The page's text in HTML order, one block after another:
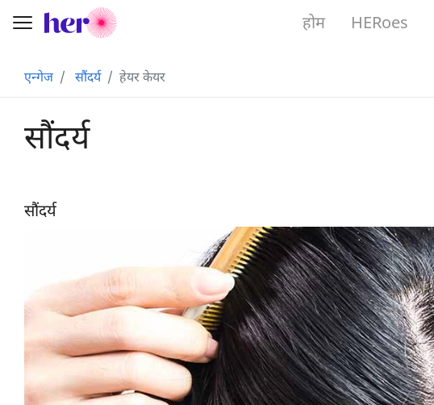
Toggle navigation
होम HERoes
एन्गेज सौंदर्य हेयर केयर
सौंदर्य
सौंदर्य